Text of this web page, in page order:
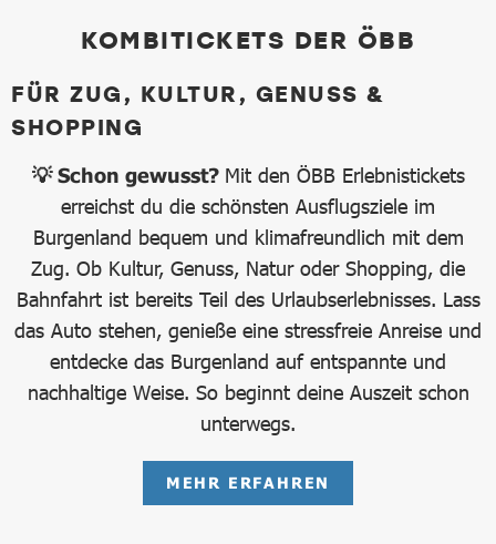
KOMBITICKETS DER ÖBB
FÜR ZUG, KULTUR, GENUSS &
SHOPPING
💡 Schon gewusst? Mit den ÖBB Erlebnistickets
erreichst du die schönsten Ausflugsziele im
Burgenland bequem und klimafreundlich mit dem
Zug. Ob Kultur, Genuss, Natur oder Shopping, die
Bahnfahrt ist bereits Teil des Urlaubserlebnisses. Lass
das Auto stehen, genieße eine stressfreie Anreise und
entdecke das Burgenland auf entspannte und
nachhaltige Weise. So beginnt deine Auszeit schon
unterwegs.
MEHR ERFAHREN